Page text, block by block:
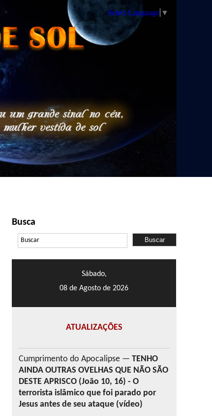
Select Language ▼
Busca
Sábado,
08 de Agosto de 2026
ATUALIZAÇÕES
Cumprimento do Apocalipse — TENHO
AINDA OUTRAS OVELHAS QUE NÃO SÃO
DESTE APRISCO (João 10, 16) - O
terrorista islâmico que foi parado por
Jesus antes de seu ataque (vídeo)